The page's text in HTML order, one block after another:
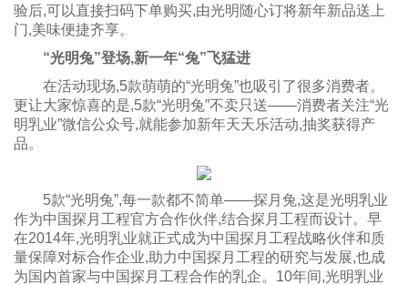
验后,可以直接扫码下单购买,由光明随心订将新年新品送上
门,美味便捷齐享。
“光明兔”登场,新一年“兔”飞猛进
在活动现场,5款萌萌的“光明兔”也吸引了很多消费者。
更让大家惊喜的是,5款“光明兔”不卖只送——消费者关注“光
明乳业”微信公众号,就能参加新年天天乐活动,抽奖获得产
品。
5款“光明兔”,每一款都不简单——探月兔,这是光明乳业
作为中国探月工程官方合作伙伴,结合探月工程而设计。早
在2014年,光明乳业就正式成为中国探月工程战略伙伴和质
量保障对标合作企业,助力中国探月工程的研究与发展,也成
为国内首家与中国探月工程合作的乳企。10年间,光明乳业